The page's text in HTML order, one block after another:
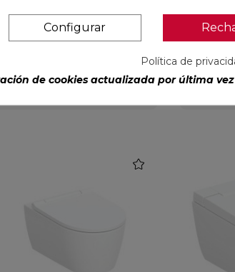
INODORO-VICTORIA-
SUSPENDIDO-BLANCO
sanitarios
NEW-
Desde
favorite
Configurar
Política de
de cookies actualizada por última